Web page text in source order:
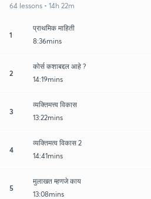
64 lessons • 14h 22m
1
प्राथमिक माहिती
8:36mins
2
कोर्स कशाबद्दल आहे ?
14:19mins
3
व्यक्तिमत्त्व विकास
13:22mins
4
व्यक्तिमत्व विकास 2
14:41mins
5
मुलाखत म्हणजे काय
13:08mins